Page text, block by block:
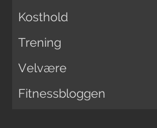
Kosthold
Trening
Velvære
Fitnessbloggen